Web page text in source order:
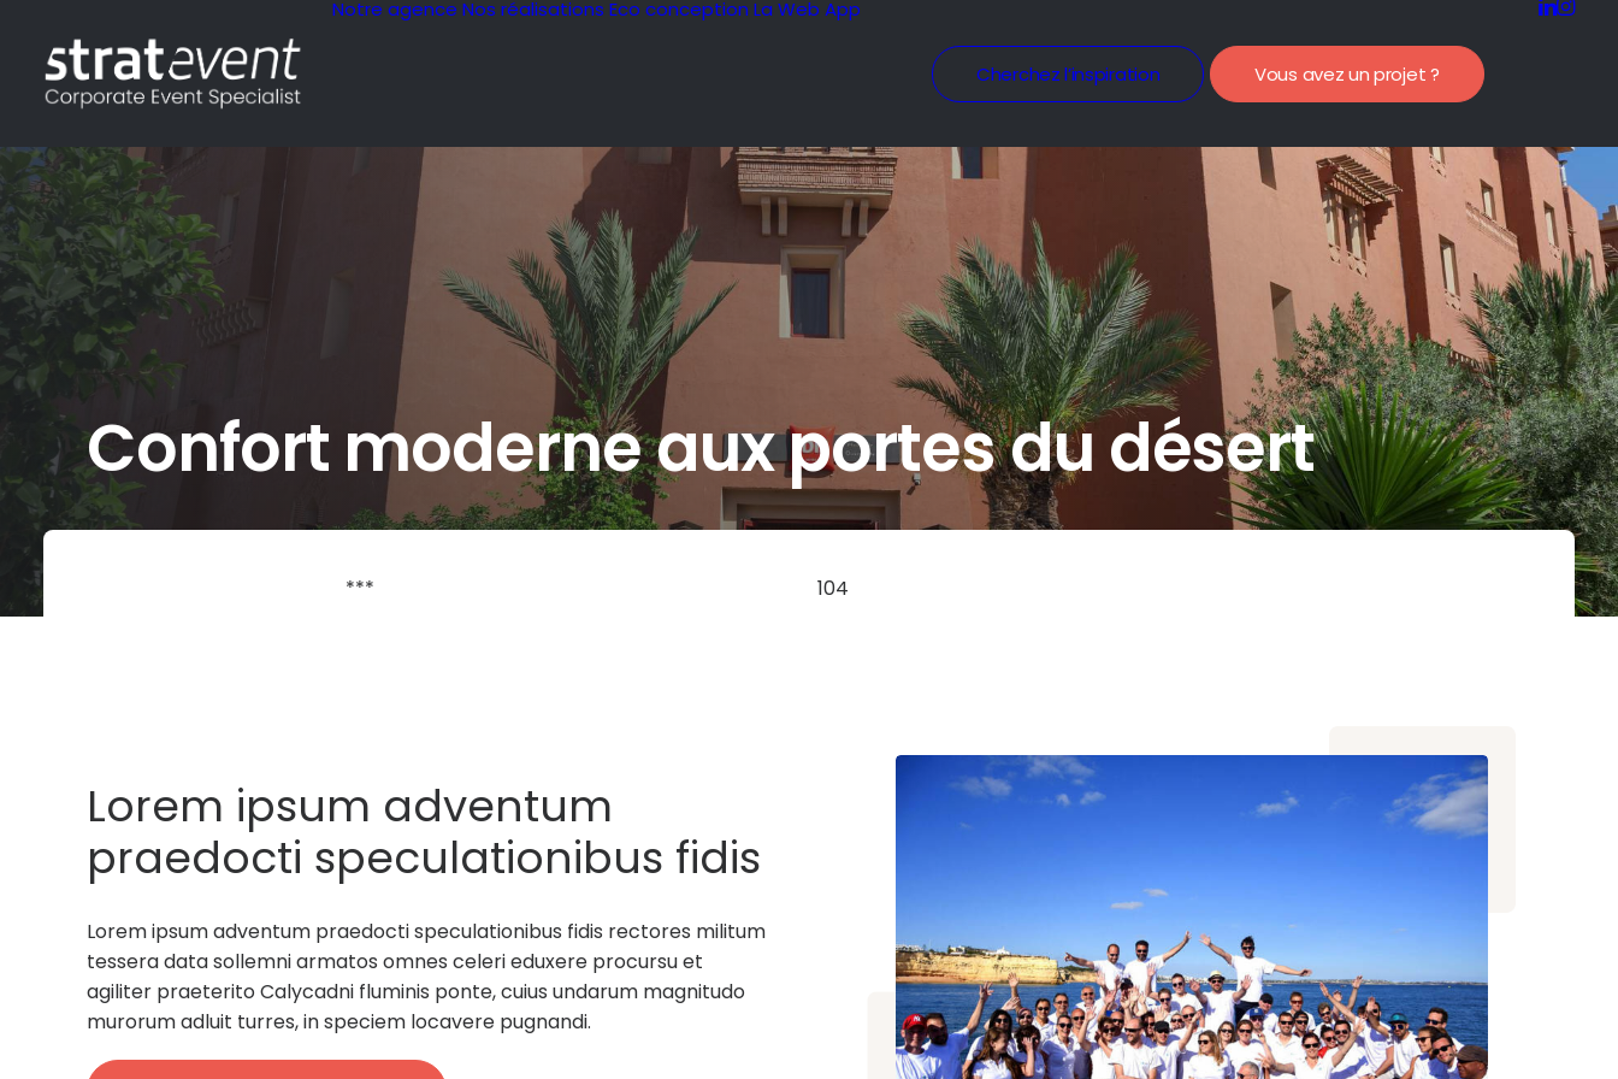
Notre agence Nos réalisations Eco conception La Web App
Cherchez l’inspiration Vous avez un projet ?
Confort moderne aux portes du désert
*** 104
Lorem ipsum adventum
praedocti speculationibus fidis
rectores militum tessera data
sollemni armatos.
Lorem ipsum adventum praedocti speculationibus fidis rectores militum
tessera data sollemni armatos omnes celeri eduxere procursu et
agiliter praeterito Calycadni fluminis ponte, cuius undarum magnitudo
murorum adluit turres, in speciem locavere pugnandi.